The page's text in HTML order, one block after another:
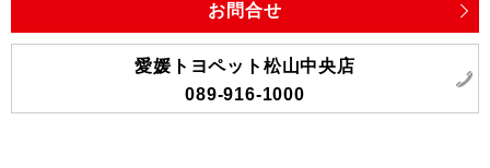
お問合せ
愛媛トヨペット松山中央店
089-916-1000